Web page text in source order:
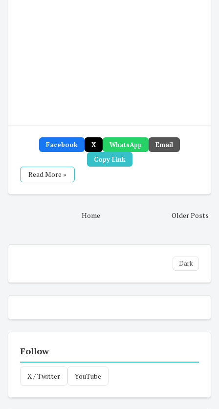
Facebook X WhatsApp
Email
Copy Link
Read More »
Older Posts
Home
Dark
Follow
X / Twitter YouTube